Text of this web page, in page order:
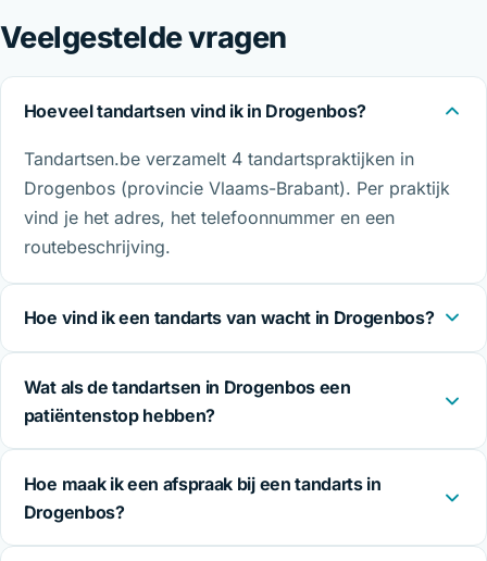
Veelgestelde vragen
Hoeveel tandartsen vind ik in Drogenbos?
Tandartsen.be verzamelt 4 tandartspraktijken in
Drogenbos (provincie Vlaams-Brabant). Per praktijk
vind je het adres, het telefoonnummer en een
routebeschrijving.
Hoe vind ik een tandarts van wacht in Drogenbos?
Wat als de tandartsen in Drogenbos een
patiëntenstop hebben?
Hoe maak ik een afspraak bij een tandarts in
Drogenbos?